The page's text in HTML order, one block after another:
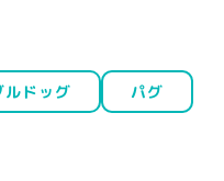
ルドッグ パグ